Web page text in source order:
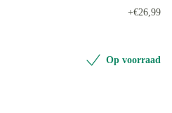
+€6,59
+€26,99
Op voorraad